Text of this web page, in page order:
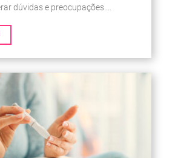
dúvidas e preocupações.
produção de hormônios sexuais,
da menstruação